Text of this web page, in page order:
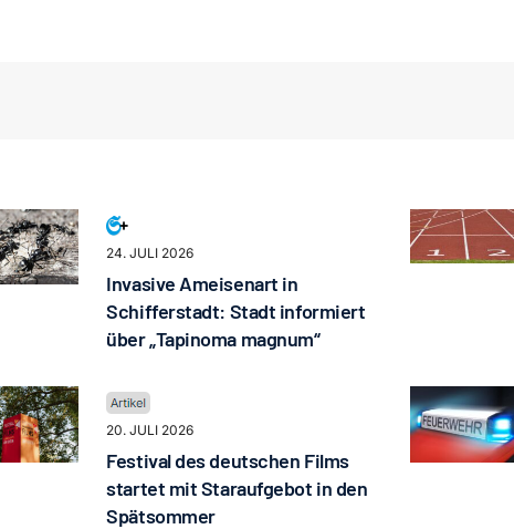
24. JULI 2026
Invasive Ameisenart in
Schifferstadt: Stadt informiert
über „Tapinoma magnum“
20. JULI 2026
Festival des deutschen Films
startet mit Staraufgebot in den
Spätsommer